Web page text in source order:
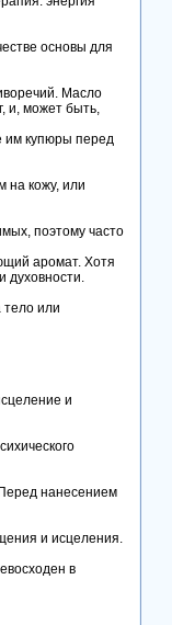
основы для
Масло
и, может быть,
им купюры перед
кожу, или
поэтому часто
аромат. Хотя
духовности.
или
и
нанесением
и исцеления.
в